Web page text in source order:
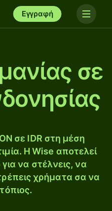
Εγγραφή
σε
σε IDR στη μέση
Η Wise αποτελεί
να στέλνεις, να
χρήματα σα να